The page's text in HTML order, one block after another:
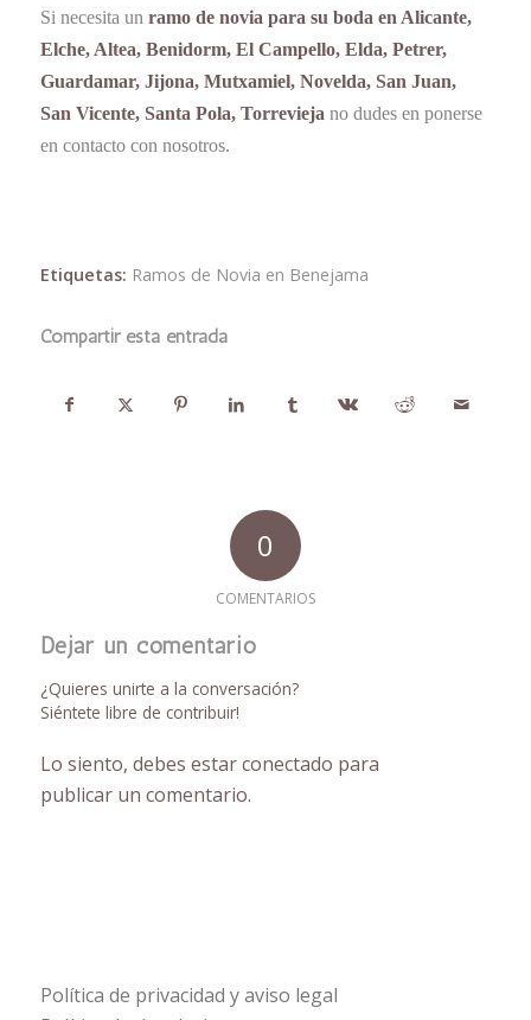
Si necesita un ramo de novia para su boda en Alicante,
Elche, Altea, Benidorm, El Campello, Elda, Petrer,
Guardamar, Jijona, Mutxamiel, Novelda, San Juan,
San Vicente, Santa Pola, Torrevieja no dudes en ponerse
en contacto con nosotros.
Etiquetas: Ramos de Novia en Benejama
Compartir esta entrada
0
COMENTARIOS
Dejar un comentario
¿Quieres unirte a la conversación?
Siéntete libre de contribuir!
Lo siento, debes estarconectado para
publicar un comentario.
Política de privacidad y aviso legal